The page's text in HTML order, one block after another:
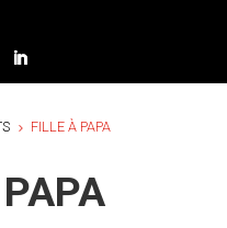
5 FILLE À PAPA